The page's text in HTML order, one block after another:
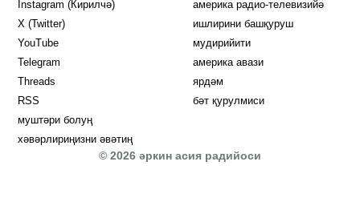
Instagram (Кирилчә)
X (Twitter)
YouTube
Telegram
Threads
RSS
муштәри болуң
хәвәрлириңизни әвәтиң
америка радио-телевизийә
ишлирини башқуруш
мудирийити
америка авази
ярдәм
бәт қурулмиси
© 2026 әркин асия радийоси